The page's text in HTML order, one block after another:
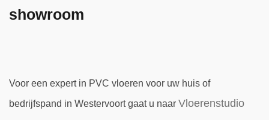
showroom
Voor een expert in PVC vloeren voor uw huis of
bedrijfspand in Westervoort gaat u naar Vloerenstudio